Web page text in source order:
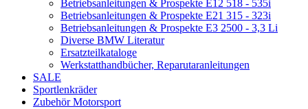
Betriebsanleitungen & Prospekte E12 518 - 535i
Betriebsanleitungen & Prospekte E21 315 - 323i
Betriebsanleitungen & Prospekte E3 2500 - 3,3 Li
Diverse BMW Literatur
Ersatzteilkataloge
Werkstatthandbücher, Reparutaranleitungen
SALE
Sportlenkräder
Zubehör Motorsport